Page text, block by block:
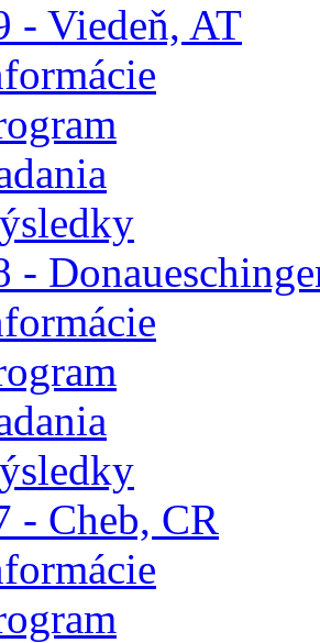
- Viedeň, AT
-
- Cheb, CR